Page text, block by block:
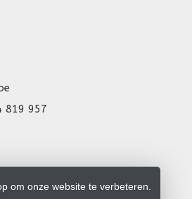
819 957
om onze website te verbeteren.